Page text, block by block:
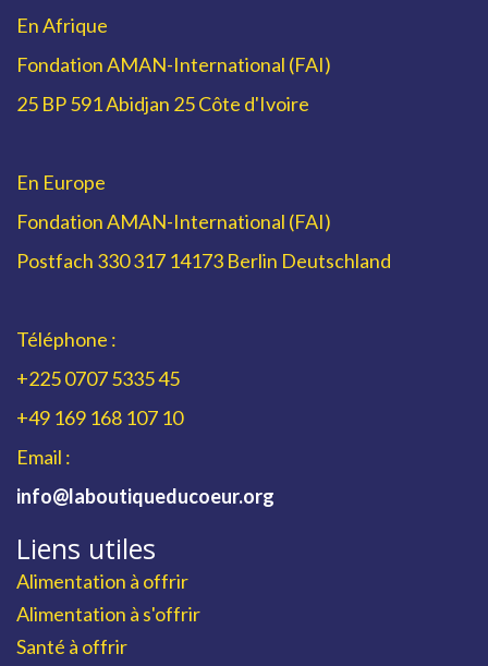
En Afrique
Fondation AMAN-International (FAI)
25 BP 591 Abidjan 25 Côte d'Ivoire
En Europe
Fondation AMAN-International (FAI)
Postfach 330 317 14173 Berlin Deutschland
Téléphone :
+225 0707 5335 45
+49 169 168 107 10
Email :
info@laboutiqueducoeur.org
Liens utiles
Alimentation à offrir
Alimentation à s'offrir
Santé à offrir